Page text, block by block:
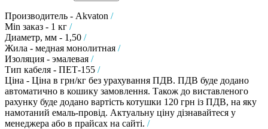
Производитель - Akvaton /
Min заказ - 1 кг /
Диаметр, мм - 1,50 /
Жила - медная монолитная /
Изоляция - эмалевая /
Тип кабеля - ПЕТ-155 /
Ціна - Ціна в грн/кг без урахування ПДВ. ПДВ буде додано
автоматично в кошику замовлення. Також до виставленого
рахунку буде додано вартість котушки 120 грн із ПДВ, на яку
намотаний емаль-провід. Актуальну ціну дізнавайтеся у
менеджера або в прайсах на сайті. /